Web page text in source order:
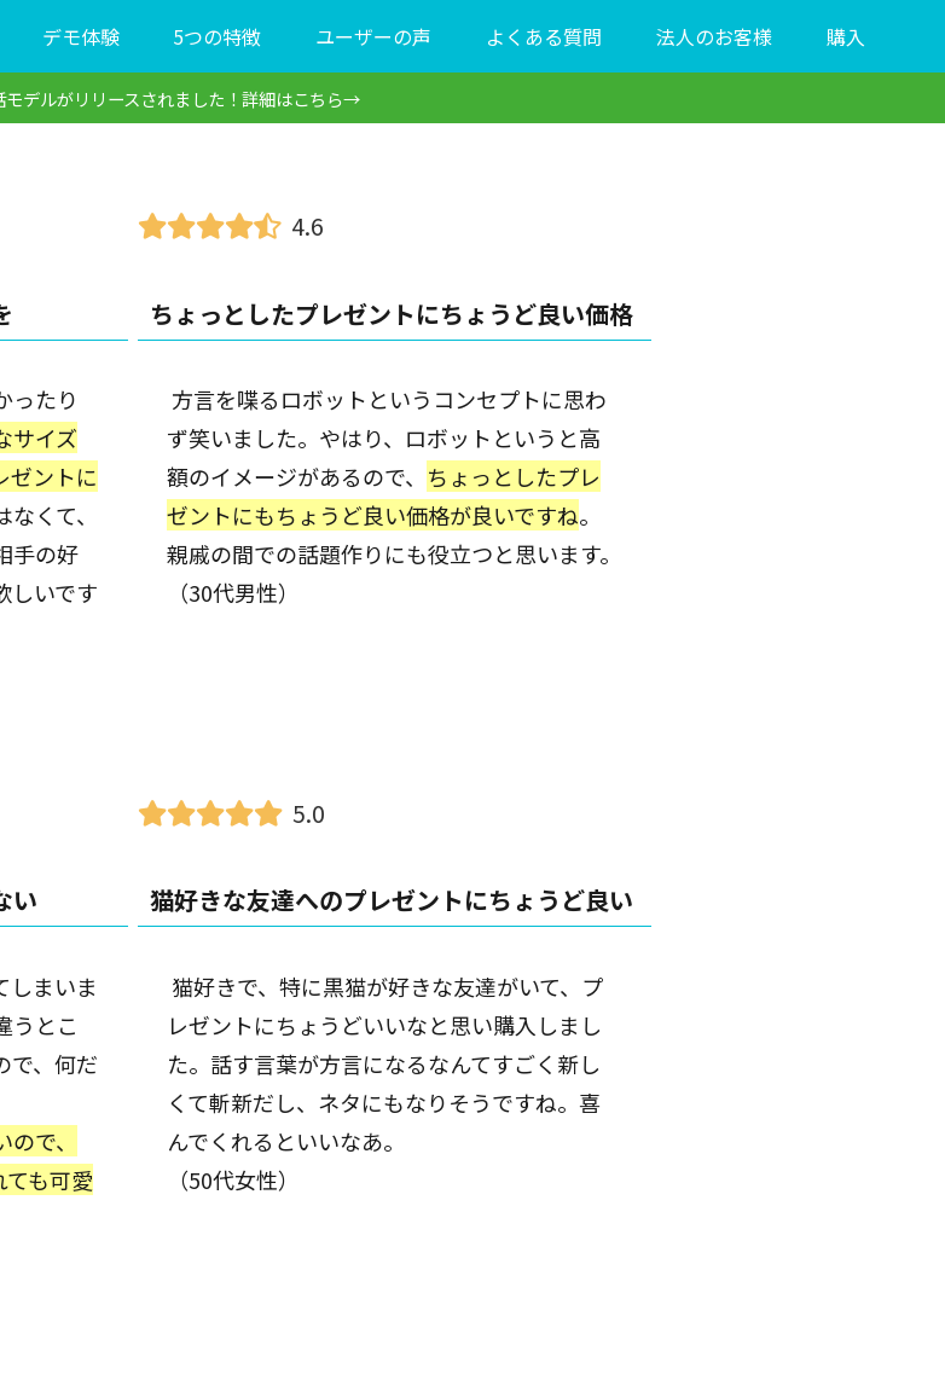
デモ体験 5つの特徴 ユーザーの声 よくある質問 法人のお客様 購入
モデルがリリースされました！詳細はこちら→
ったり
サイズ
ゼントに
くて、
手の好
しいです
4.6
ちょっとしたプレゼントにちょうど良い価格
方言を喋るロボットというコンセプトに思わ
ず笑いました。やはり、ロボットというと高
額のイメージがあるので、 ちょっとしたプレ
ゼントにもちょうど良い価格が良いですね。
親戚の間での話題作りにも役立つと思います。
（30代男性）
い
しまいま
うとこ
で、何だ
で、
も可愛
5.0
猫好きな友達へのプレゼントにちょうど良い
猫好きで、特に黒猫が好きな友達がいて、プ
レゼントにちょうどいいなと思い購入しまし
た。話す言葉が方言になるなんてすごく新し
くて斬新だし、ネタにもなりそうですね。喜
んでくれるといいなあ。
（50代女性）